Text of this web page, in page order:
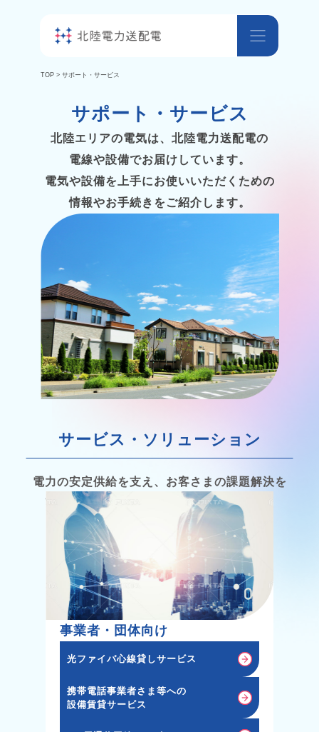
TOP> サポート・サービス
サポート・サービス
北陸エリアの電気は、北陸電力送配電の
電線や設備でお届けしています。
電気や設備を上手にお使いいただくための
情報やお手続きをご紹介します。
サービス・ソリューション
電力の安定供給を支え、お客さまの課題解決を
サポートする各種サービスを提供します。
事業者・団体向け
光ファイバ心線貸しサービス
携帯電話事業者さま等への
設備賃貸サービス